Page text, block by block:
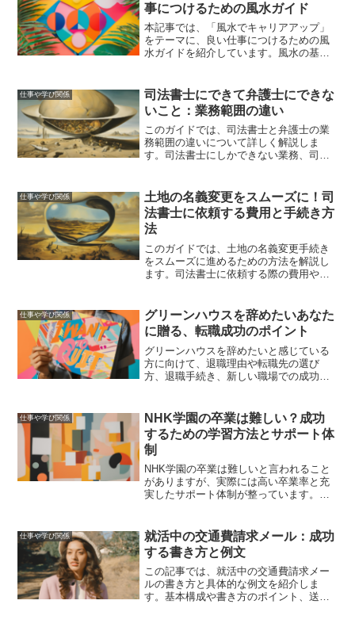
事につけるための風水ガイド
本記事では、「風水でキャリアアップ」
をテーマに、良い仕事につけるための風
水ガイドを紹介しています。風水の基本
げています。これらの風水術を活用し
て、仕事運を向上させ、理想の職に就き
ましょう。
仕事や学び関係
司法書士にできて弁護士にできな
いこと：業務範囲の違い
このガイドでは、司法書士と弁護士の業
務範囲の違いについて詳しく解説しま
す。司法書士にしかできない業務、司法
します。
仕事や学び関係
土地の名義変更をスムーズに！司
法書士に依頼する費用と手続き方
法
このガイドでは、土地の名義変更手続き
をスムーズに進めるための方法を解説し
ます。司法書士に依頼する際の費用や手
の注意点とリスクについて詳しく説明し
ます。
仕事や学び関係
グリーンハウスを辞めたいあなた
に贈る、転職成功のポイント
グリーンハウスを辞めたいと感じている
方に向けて、退職理由や転職先の選び
方、退職手続き、新しい職場での成功の
せましょう。
仕事や学び関係
NHK学園の卒業は難しい？成功
するための学習方法とサポート体
制
NHK学園の卒業は難しいと言われること
がありますが、実際には高い卒業率と充
実したサポート体制が整っています。こ
ついて詳しく解説しています。
仕事や学び関係
就活中の交通費請求メール：成功
する書き方と例文
この記事では、就活中の交通費請求メー
ルの書き方と具体的な例文を紹介しま
す。基本構成や書き方のポイント、送信